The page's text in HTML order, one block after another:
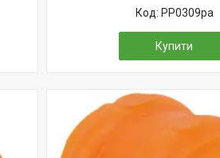
PP0309pa
Купити